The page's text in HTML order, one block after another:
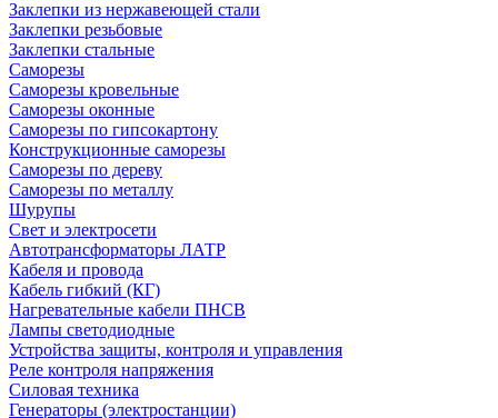
Заклепки из нержавеющей стали
Заклепки резьбовые
Заклепки стальные
Саморезы
Саморезы кровельные
Саморезы оконные
Саморезы по гипсокартону
Конструкционные саморезы
Саморезы по дереву
Саморезы по металлу
Шурупы
Свет и электросети
Автотрансформаторы ЛАТР
Кабеля и провода
Кабель гибкий (КГ)
Нагревательные кабели ПНСВ
Лампы светодиодные
Устройства защиты, контроля и управления
Реле контроля напряжения
Силовая техника
Генераторы (электростанции)